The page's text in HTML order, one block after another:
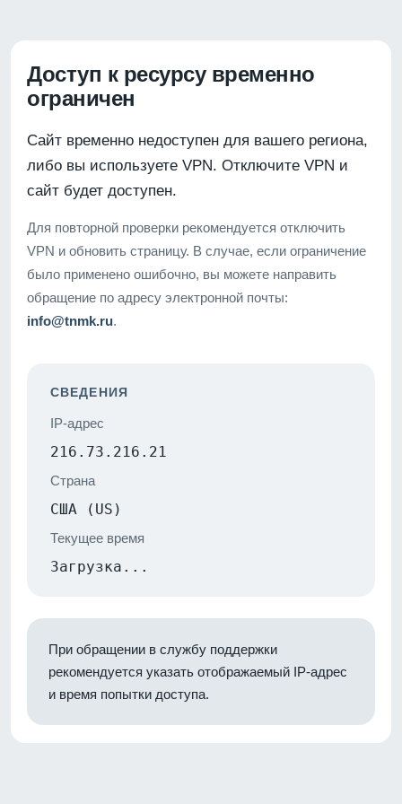
Доступ к ресурсу временно
ограничен
Сайт временно недоступен для вашего региона,
либо вы используете VPN. Отключите VPN и
сайт будет доступен.
Для повторной проверки рекомендуется отключить
VPN и обновить страницу. В случае, если ограничение
было применено ошибочно, вы можете направить
обращение по адресу электронной почты:
info@tnmk.ru.
СВЕДЕНИЯ
IP-адрес
216.73.216.21
Страна
США (US)
Текущее время
Загрузка...
При обращении в службу поддержки
рекомендуется указать отображаемый IP-адрес
и время попытки доступа.